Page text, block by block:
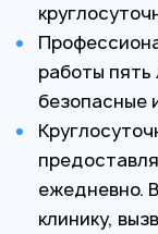
работы
безопасные
ежедневно.
клинику,